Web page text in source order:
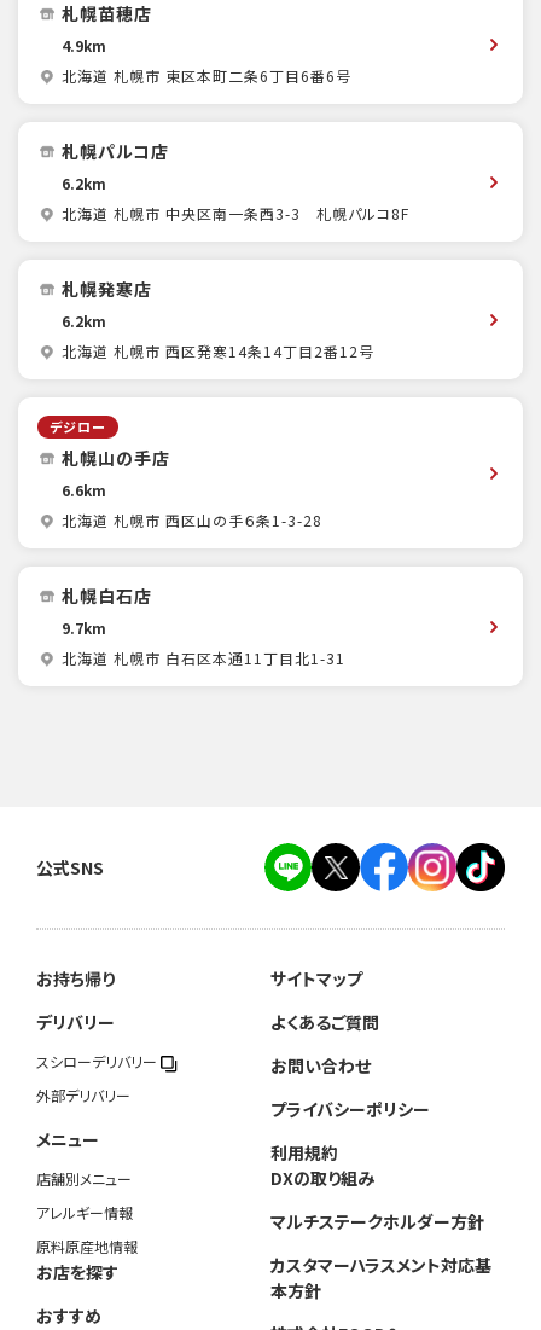
札幌苗穂店
4.9km
北海道 札幌市 東区本町二条6丁目6番6号
札幌パルコ店
6.2km
北海道 札幌市 中央区南一条西3-3 札幌パルコ8F
札幌発寒店
6.2km
北海道 札幌市 西区発寒14条14丁目2番12号
デジロー
札幌山の手店
6.6km
北海道 札幌市 西区山の手６条1-3-28
札幌白石店
9.7km
北海道 札幌市 白石区本通11丁目北1-31
公式SNS
お持ち帰り
デリバリー
スシローデリバリー
外部デリバリー
メニュー
店舗別メニュー
アレルギー情報
原料原産地情報
お店を探す
おすすめ
サイトマップ
よくあるご質問
お問い合わせ
プライバシーポリシー
利用規約
DXの取り組み
マルチステークホルダー方針
カスタマーハラスメント対応基
本方針